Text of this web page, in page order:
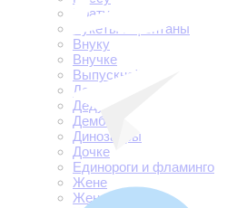
Брату
Букеты и фонтаны
Внуку
Внучке
Выпускной
Девичник
Дедушке
Дембель
Динозавры
Дочке
Единороги и фламинго
Жене
Женщине